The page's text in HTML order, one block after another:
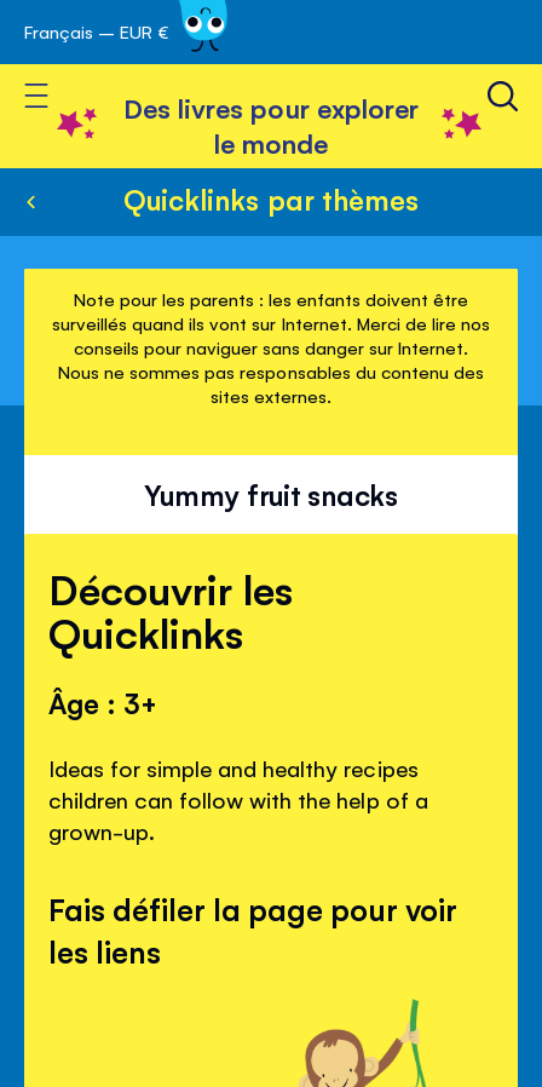
Skip
to
Content
Français – EUR €
Toggle Nav
Des livres pour explorer
le monde
Quicklinks par thèmes
Note pour les parents : les enfants doivent être
surveillés quand ils vont sur Internet. Merci de lire nos
conseils pour naviguer sans danger sur Internet.
Nous ne sommes pas responsables du contenu des
sites externes.
Yummy fruit snacks
Découvrir les
Quicklinks
Âge : 3+
Ideas for simple and healthy recipes
children can follow with the help of a
grown-up.
Fais défiler la page pour voir
les liens